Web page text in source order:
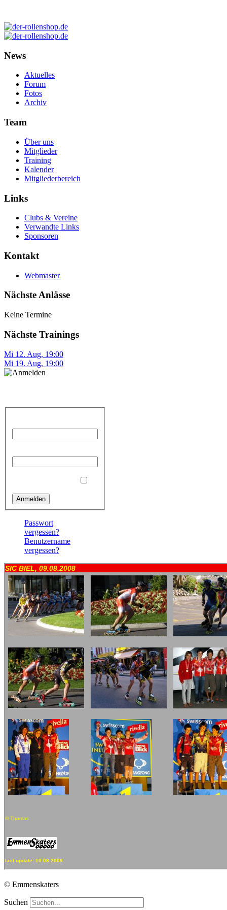
News
Aktuelles
Forum
Fotos
Archiv
Team
Über uns
Mitglieder
Training
Kalender
Mitgliederbereich
Links
Clubs & Vereine
Verwandte Links
Sponsoren
Kontakt
Webmaster
Nächste Anlässe
Keine Termine
Nächste Trainings
Mi 12. Aug, 19:00
Mi 19. Aug, 19:00
Passwort
vergessen?
Benutzername
vergessen?
© Emmenskaters
Suchen